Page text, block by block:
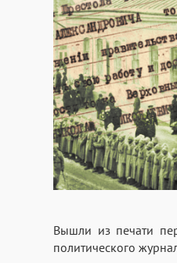
Вышли из печати
политического